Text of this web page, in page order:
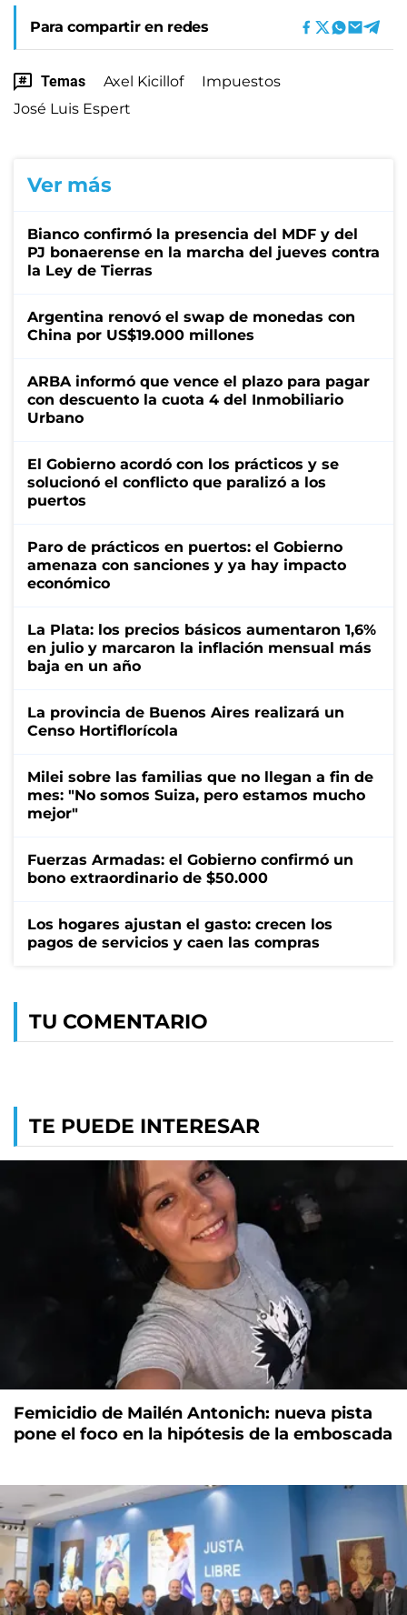
Para compartir en redes
Temas Axel Kicillof
Impuestos
José Luis Espert
Ver más
Bianco confirmó la presencia del MDF y del
PJ bonaerense en la marcha del jueves contra
la Ley de Tierras
Argentina renovó el swap de monedas con
China por US$19.000 millones
ARBA informó que vence el plazo para pagar
con descuento la cuota 4 del Inmobiliario
Urbano
El Gobierno acordó con los prácticos y se
solucionó el conflicto que paralizó a los
puertos
Paro de prácticos en puertos: el Gobierno
amenaza con sanciones y ya hay impacto
económico
La Plata: los precios básicos aumentaron 1,6%
en julio y marcaron la inflación mensual más
baja en un año
La provincia de Buenos Aires realizará un
Censo Hortiflorícola
Milei sobre las familias que no llegan a fin de
mes: "No somos Suiza, pero estamos mucho
mejor"
Fuerzas Armadas: el Gobierno confirmó un
bono extraordinario de $50.000
Los hogares ajustan el gasto: crecen los
pagos de servicios y caen las compras
TU COMENTARIO
TE PUEDE INTERESAR
Femicidio de Mailén Antonich: nueva pista
pone el foco en la hipótesis de la emboscada